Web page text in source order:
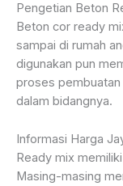
Pengetian Beton
Beton cor ready
sampai di rumah
digunakan pun
proses pembuatan
dalam bidangnya.
Informasi Harga
Ready mix
Masing-masing